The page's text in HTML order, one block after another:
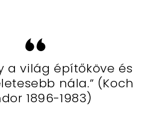
a világ építőköve és
nála.” (Koch
1896-1983)